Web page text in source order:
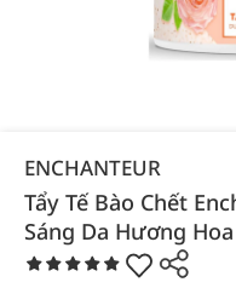
ENCHANTEUR
Tẩy Tế Bào Chết
Sáng Da Hương